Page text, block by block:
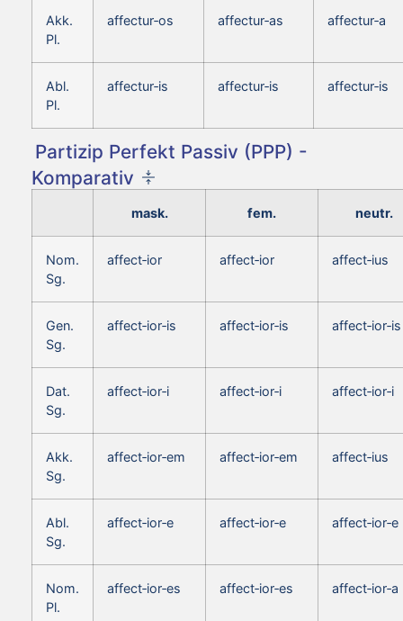
Akk.
Pl.
affectur‑os affectur‑as affectur‑a
Abl.
Pl.
affectur‑is affectur‑is affectur‑is
Partizip Perfekt Passiv (PPP) -
Komparativ
mask. fem. neutr.
Nom.
Sg.
affect‑ior affect‑ior affect‑ius
Gen.
Sg.
affect‑ior‑is affect‑ior‑is affect‑ior‑is
Dat.
Sg.
affect‑ior‑i affect‑ior‑i affect‑ior‑i
Akk.
Sg.
affect‑ior‑em affect‑ior‑em affect‑ius
Abl.
Sg.
affect‑ior‑e affect‑ior‑e affect‑ior‑e
Nom.
Pl.
affect‑ior‑es affect‑ior‑es affect‑ior‑a